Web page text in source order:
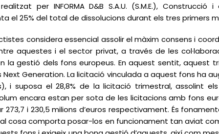
per INFORMA D&B S.A.U. (S.M.E.),
el 25% del total de dissolucions durant els tres primers
considera essencial assolir el màxim consens i
aquestes i el sector privat, a través de les
la gestió dels fons europeus. En aquest sentit, aquest
Generation. La licitació vinculada a aquest fons ha
i suposa el 28,8% de la licitació trimestral, assolint
encara estan per sota de les licitacions amb fons
273,7 i 230,5 milions d’euros respectivament. És
cosa comporta posar-los en funcionament tan aviat